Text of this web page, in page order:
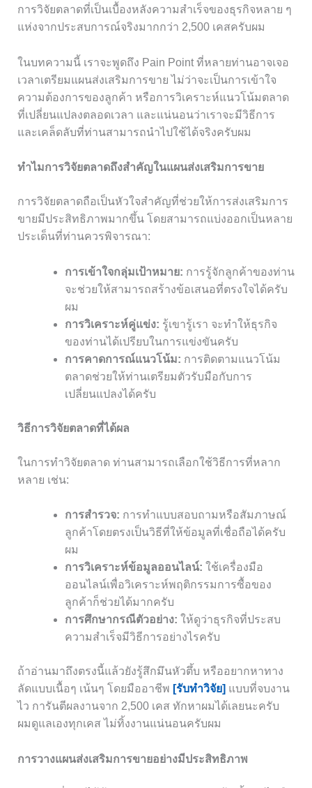
การวิจัยตลาดที่เป็นเบื้องหลังความสำเร็จของธุรกิจหลาย ๆ
แห่งจากประสบการณ์จริงมากกว่า 2,500 เคสครับผม
ในบทความนี้ เราจะพูดถึง Pain Point ที่หลายท่านอาจเจอ
เวลาเตรียมแผนส่งเสริมการขาย ไม่ว่าจะเป็นการเข้าใจ
ความต้องการของลูกค้า หรือการวิเคราะห์แนวโน้มตลาด
ที่เปลี่ยนแปลงตลอดเวลา และแน่นอนว่าเราจะมีวิธีการ
และเคล็ดลับที่ท่านสามารถนำไปใช้ได้จริงครับผม
ทำไมการวิจัยตลาดถึงสำคัญในแผนส่งเสริมการขาย
การวิจัยตลาดถือเป็นหัวใจสำคัญที่ช่วยให้การส่งเสริมการ
ขายมีประสิทธิภาพมากขึ้น โดยสามารถแบ่งออกเป็นหลาย
ประเด็นที่ท่านควรพิจารณา:
การเข้าใจกลุ่มเป้าหมาย: การรู้จักลูกค้าของท่าน
จะช่วยให้สามารถสร้างข้อเสนอที่ตรงใจได้ครับ
ผม
การวิเคราะห์คู่แข่ง: รู้เขารู้เรา จะทำให้ธุรกิจ
ของท่านได้เปรียบในการแข่งขันครับ
การคาดการณ์แนวโน้ม: การติดตามแนวโน้ม
ตลาดช่วยให้ท่านเตรียมตัวรับมือกับการ
เปลี่ยนแปลงได้ครับ
วิธีการวิจัยตลาดที่ได้ผล
ในการทำวิจัยตลาด ท่านสามารถเลือกใช้วิธีการที่หลาก
หลาย เช่น:
การสำรวจ: การทำแบบสอบถามหรือสัมภาษณ์
ลูกค้าโดยตรงเป็นวิธีที่ให้ข้อมูลที่เชื่อถือได้ครับ
ผม
การวิเคราะห์ข้อมูลออนไลน์: ใช้เครื่องมือ
ออนไลน์เพื่อวิเคราะห์พฤติกรรมการซื้อของ
ลูกค้าก็ช่วยได้มากครับ
การศึกษากรณีตัวอย่าง: ให้ดูว่าธุรกิจที่ประสบ
ความสำเร็จมีวิธีการอย่างไรครับ
ถ้าอ่านมาถึงตรงนี้แล้วยังรู้สึกมึนหัวตึ้บ หรืออยากหาทาง
ลัดแบบเนื้อๆ เน้นๆ โดยมืออาชีพ [รับทำวิจัย] แบบที่จบงาน
ไว การันตีผลงานจาก 2,500 เคส ทักหาผมได้เลยนะครับ
ผมดูแลเองทุกเคส ไม่ทิ้งงานแน่นอนครับผม
การวางแผนส่งเสริมการขายอย่างมีประสิทธิภาพ